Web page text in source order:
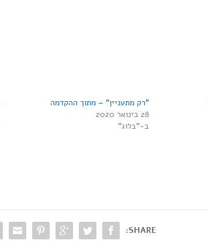
"רק מתעניין" – מתוך ההקדמה
28 בינואר 2020
ב-"בלוג"
SHARE: